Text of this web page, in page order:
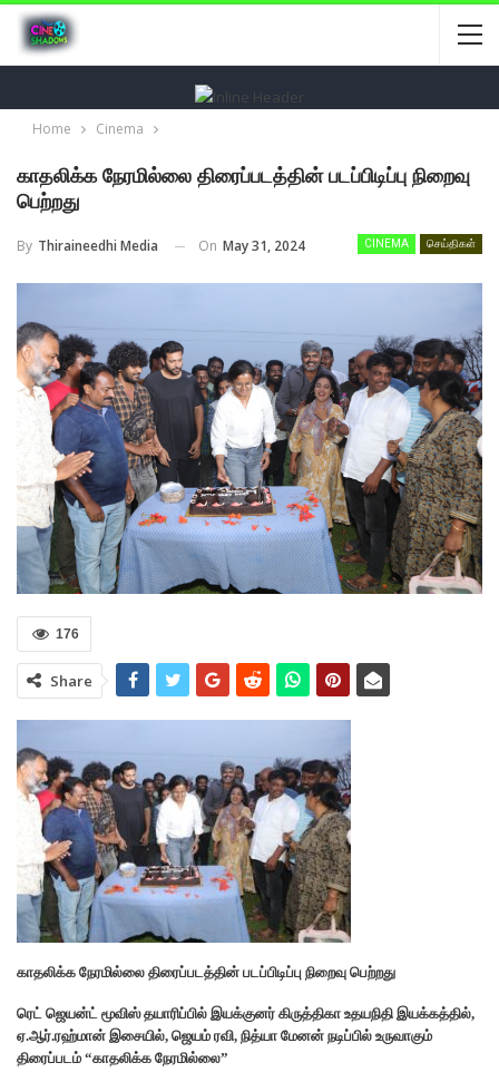
Home Cinema
காதலிக்க நேரமில்லை திரைப்படத்தின் படப்பிடிப்பு நிறைவு
பெற்றது
CINEMA செய்திகள்
By Thiraineedhi Media On May 31, 2024
176
Share
காதலிக்க நேரமில்லை திரைப்படத்தின் படப்பிடிப்பு நிறைவு பெற்றது
ரெட் ஜெயன்ட் மூவிஸ் தயாரிப்பில் இயக்குனர் கிருத்திகா உதயநிதி இயக்கத்தில்,
ஏ.ஆர்.ரஹ்மான் இசையில், ஜெயம் ரவி, நித்யா மேனன் நடிப்பில் உருவாகும்
திரைப்படம் “காதலிக்க நேரமில்லை”